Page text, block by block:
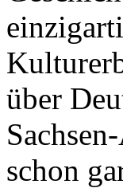
über
schon